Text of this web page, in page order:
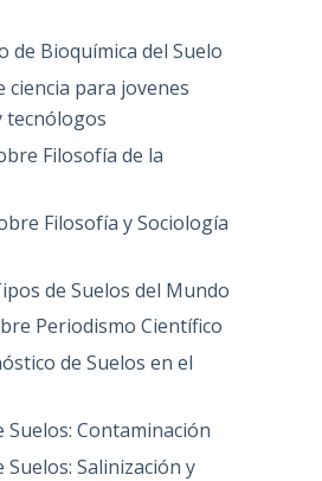
de Bioquímica del Suelo
ciencia para jovenes
tecnólogos
Filosofía de la
Filosofía y Sociología
de Suelos del Mundo
Periodismo Científico
de Suelos en el
Suelos: Contaminación
Suelos: Salinización y